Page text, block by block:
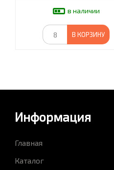
в наличии
В КОРЗИНУ
Информация
Главная
Каталог